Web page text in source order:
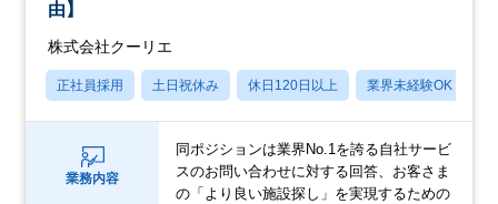
由】
株式会社クーリエ
正社員採用 土日祝休み 休日120日以上 業界未経験OK
業務内容
同ポジションは業界No.1を誇る自社サービ
スのお問い合わせに対する回答、お客さま
の「より良い施設探し」を実現するための